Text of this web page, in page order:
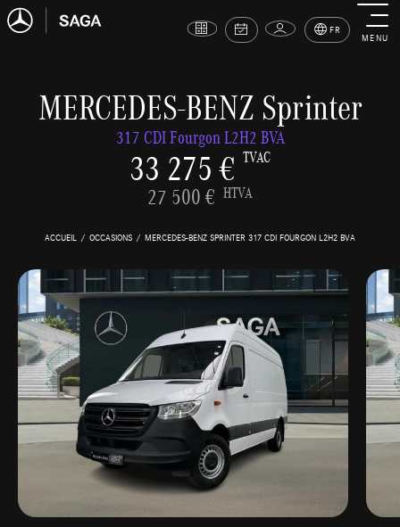
FR
MENU
MERCEDES-BENZ Sprinter
317 CDI Fourgon L2H2 BVA
33 275 € TVAC
27 500 € HTVA
ACCUEIL OCCASIONS MERCEDES-BENZ SPRINTER 317 CDI FOURGON L2H2 BVA